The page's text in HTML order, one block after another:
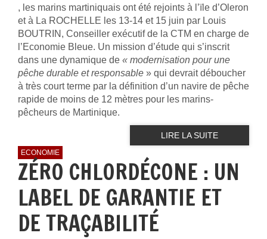
, les marins martiniquais ont été rejoints à l’ïle d’Oleron
et à La ROCHELLE les 13-14 et 15 juin par Louis
BOUTRIN, Conseiller exécutif de la CTM en charge de
l’Economie Bleue. Un mission d’étude qui s’inscrit
dans une dynamique de « modernisation pour une
pêche durable et responsable » qui devrait déboucher
à très court terme par la définition d’un navire de pêche
rapide de moins de 12 mètres pour les marins-
pêcheurs de Martinique.
LIRE LA SUITE
ECONOMIE
ZÉRO CHLORDÉCONE : UN
LABEL DE GARANTIE ET
DE TRAÇABILITÉ